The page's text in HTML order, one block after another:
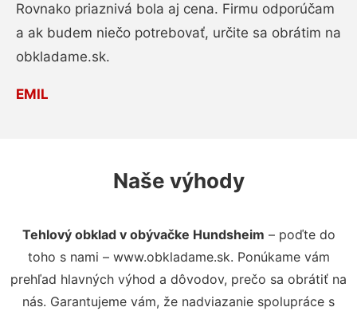
Rovnako priaznivá bola aj cena. Firmu odporúčam
a ak budem niečo potrebovať, určite sa obrátim na
obkladame.sk.
EMIL
Naše výhody
Tehlový obklad v obývačke Hundsheim – poďte do
toho s nami – www.obkladame.sk. Ponúkame vám
prehľad hlavných výhod a dôvodov, prečo sa obrátiť na
nás. Garantujeme vám, že nadviazanie spolupráce s